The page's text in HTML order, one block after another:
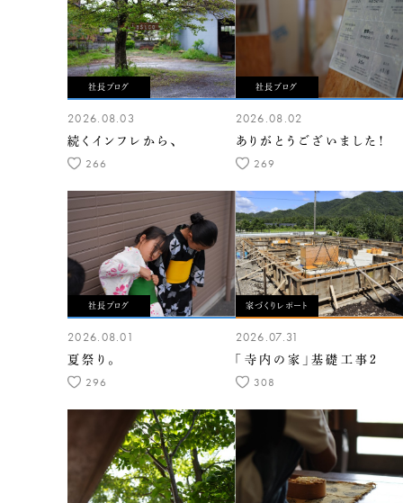
社長ブログ
2026.08.03
続くインフレから、
266
社長ブログ
2026.08.02
ありがとうございました！
269
社長ブログ
2026.08.01
夏祭り。
296
家づくりレポート
2026.07.31
「寺内の家」基礎工事2
308